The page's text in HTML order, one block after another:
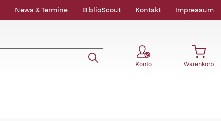
News & Termine BiblioScout Kontakt Impressum
Konto Warenkorb